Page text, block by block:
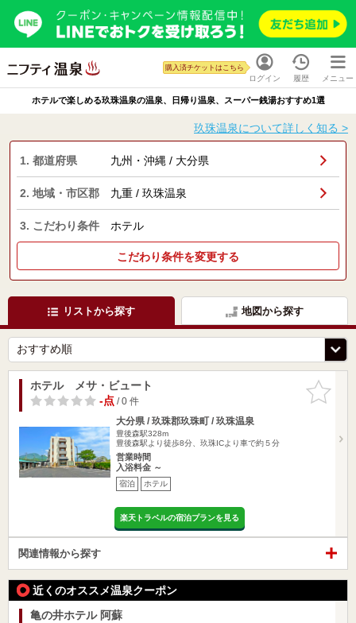
ログイン
購入済チケットはこちら
履歴 メニュー
ホテルで楽しめる玖珠温泉の温泉、日帰り温泉、スーパー銭湯おすすめ1選
玖珠温泉について詳しく知る >
1. 都道府県 九州・沖縄 / 大分県
2. 地域・市区郡 九重 / 玖珠温泉
3. こだわり条件 ホテル
こだわり条件を変更する
リストから探す 地図から探す
お気に入
りに追加
ホテル メサ・ビュート
-点/ 0 件
大分県 / 玖珠郡玖珠町 / 玖珠温泉
豊後森駅328m
豊後森駅より徒歩8分、玖珠ICより車で約５分
営業時間
入浴料金 ～
宿泊 ホテル
楽天トラベルの宿泊プランを見る
関連情報から探す
近くのオススメ温泉クーポン
亀の井ホテル 阿蘇